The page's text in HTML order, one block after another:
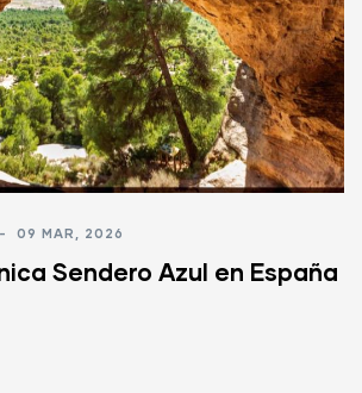
- 09 MAR, 2026
Sendero Azul en España